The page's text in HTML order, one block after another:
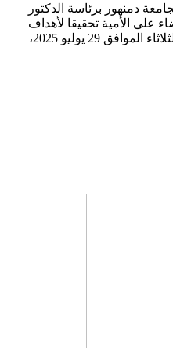
دمنهور برئاسة الدكتور
على الأمية تحقيقا لأهداف
التنمية المستدامة، انطلقت اليوم الثلاثاء الموافق 29 يوليو 2025،